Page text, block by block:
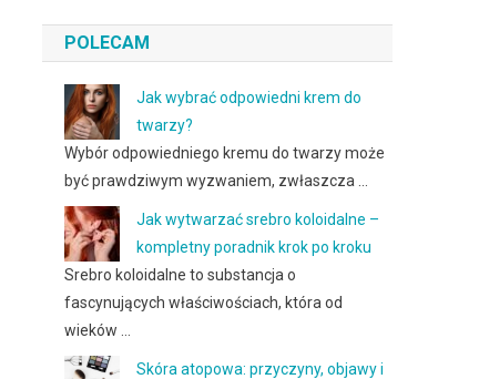
POLECAM
Jak wybrać odpowiedni krem do
twarzy?
Wybór odpowiedniego kremu do twarzy może
być prawdziwym wyzwaniem, zwłaszcza …
Jak wytwarzać srebro koloidalne –
kompletny poradnik krok po kroku
Srebro koloidalne to substancja o
fascynujących właściwościach, która od
wieków …
Skóra atopowa: przyczyny, objawy i